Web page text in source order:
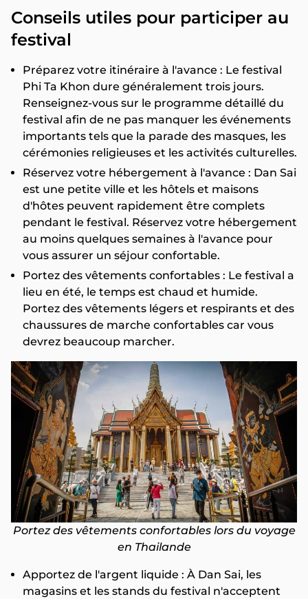
Conseils utiles pour participer au
festival
Préparez votre itinéraire à l'avance : Le festival
Phi Ta Khon dure généralement trois jours.
Renseignez-vous sur le programme détaillé du
festival afin de ne pas manquer les événements
importants tels que la parade des masques, les
cérémonies religieuses et les activités culturelles.
Réservez votre hébergement à l'avance : Dan Sai
est une petite ville et les hôtels et maisons
d'hôtes peuvent rapidement être complets
pendant le festival. Réservez votre hébergement
au moins quelques semaines à l'avance pour
vous assurer un séjour confortable.
Portez des vêtements confortables : Le festival a
lieu en été, le temps est chaud et humide.
Portez des vêtements légers et respirants et des
chaussures de marche confortables car vous
devrez beaucoup marcher.
Portez des vêtements confortables lors du voyage
en Thailande
Apportez de l'argent liquide : À Dan Sai, les
magasins et les stands du festival n'acceptent